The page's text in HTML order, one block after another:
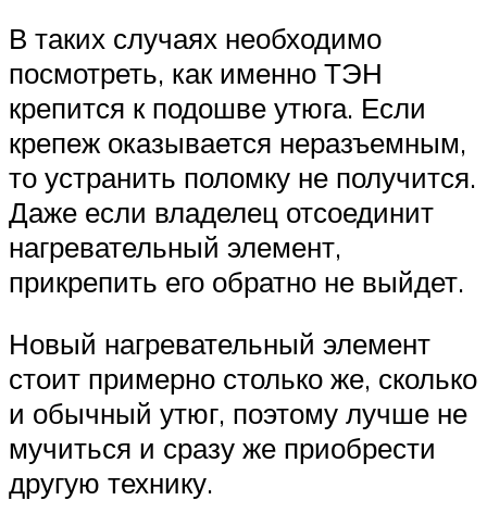
В таких случаях необходимо
посмотреть, как именно ТЭН
крепится к подошве утюга. Если
крепеж оказывается неразъемным,
то устранить поломку не получится.
Даже если владелец отсоединит
нагревательный элемент,
прикрепить его обратно не выйдет.
Новый нагревательный элемент
стоит примерно столько же, сколько
и обычный утюг, поэтому лучше не
мучиться и сразу же приобрести
другую технику.